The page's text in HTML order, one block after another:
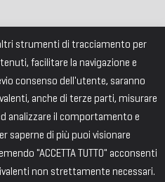
strumenti di tracciamento per
facilitare la navigazione e
consenso dell'utente, saranno
anche di terze parti, misurare
analizzare il comportamento e
saperne di più puoi visionare
"ACCETTA TUTTO" acconsenti
non strettamente necessari.